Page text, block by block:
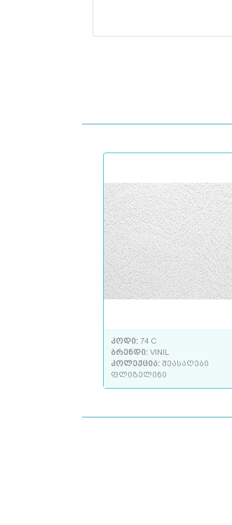
კოდი: 74 C
ბრენდი: VINIL
კოლექცია: შეასაღები
ფლიზელინი